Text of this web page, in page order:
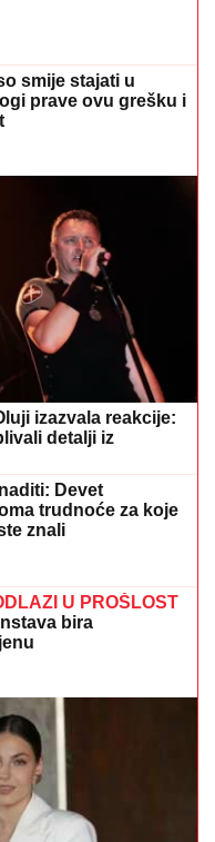
smije stajati u
prave ovu grešku i
izazvala reakcije:
detalji iz
Devet
trudnoće za koje
znali
U PROŠLOST
bira